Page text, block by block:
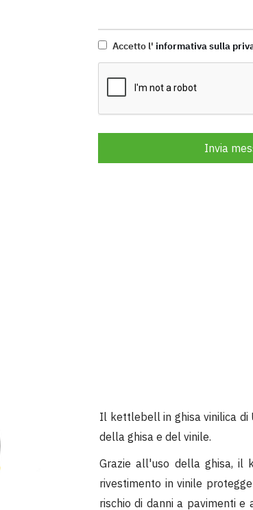
Accetto l' informativa sulla
Invia
Il kettlebell in ghisa vinilica di
della ghisa e del vinile.
Grazie all'uso della ghisa, il
rivestimento in vinile
rischio di danni a pavimenti